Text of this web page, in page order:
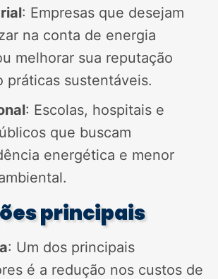
: Empresas que desejam
na conta de energia
melhorar sua reputação
práticas sustentáveis.
: Escolas, hospitais e
que buscam
energética e menor
principais
: Um dos principais
é a redução nos custos de